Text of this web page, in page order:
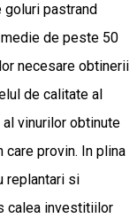
pastrand
de peste 50
necesare obtinerii
de calitate al
vinurilor obtinute
provin. In plina
replantari si
calea investitiilor